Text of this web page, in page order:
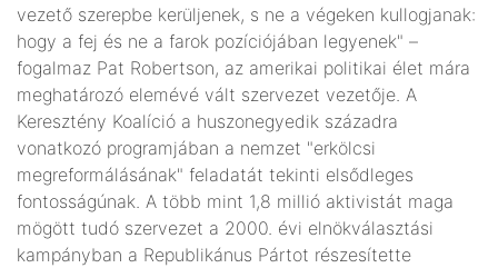
vezető szerepbe kerüljenek, s ne a végeken kullogjanak:
hogy a fej és ne a farok pozíciójában legyenek" –
fogalmaz Pat Robertson, az amerikai politikai élet mára
meghatározó elemévé vált szervezet vezetője. A
Keresztény Koalíció a huszonegyedik századra
vonatkozó programjában a nemzet "erkölcsi
megreformálásának" feladatát tekinti elsődleges
fontosságúnak. A több mint 1,8 millió aktivistát maga
mögött tudó szervezet a 2000. évi elnökválasztási
kampányban a Republikánus Pártot részesítette